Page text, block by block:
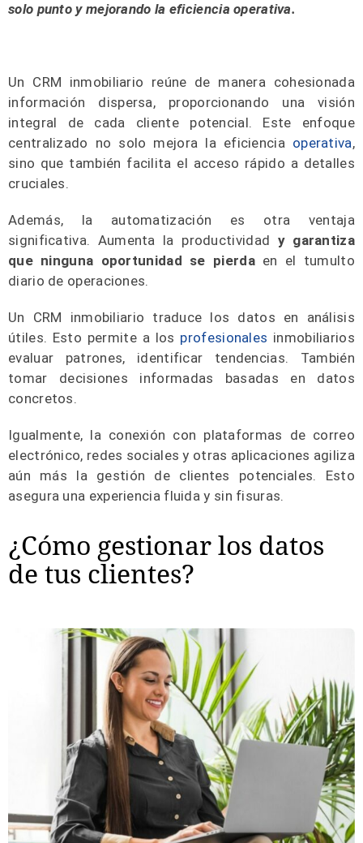
solo punto y mejorando la eficiencia operativa.
Un CRM inmobiliario reúne de manera cohesionada
información dispersa, proporcionando una visión
integral de cada cliente potencial. Este enfoque
centralizado no solo mejora la eficiencia operativa,
sino que también facilita el acceso rápido a detalles
cruciales.
Además, la automatización es otra ventaja
significativa. Aumenta la productividad y garantiza
que ninguna oportunidad se pierda en el tumulto
diario de operaciones.
Un CRM inmobiliario traduce los datos en análisis
útiles. Esto permite a los profesionales inmobiliarios
evaluar patrones, identificar tendencias. También
tomar decisiones informadas basadas en datos
concretos.
Igualmente, la conexión con plataformas de correo
electrónico, redes sociales y otras aplicaciones agiliza
aún más la gestión de clientes potenciales. Esto
asegura una experiencia fluida y sin fisuras.
¿Cómo gestionar los datos
de tus clientes?